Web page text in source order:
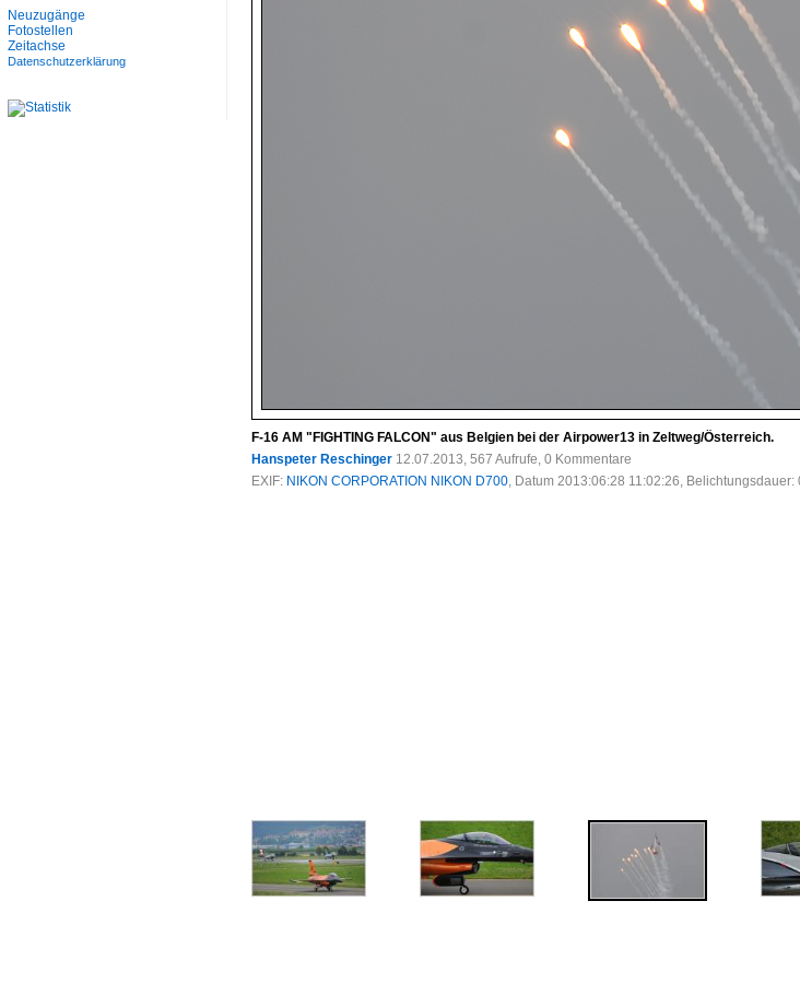
F-16 AM "FIGHTING FALCON" aus Belgien bei der Airpower13 in Zeltweg/Österreich.
Hanspeter Reschinger 12.07.2013, 567 Aufrufe, 0 Kommentare
EXIF: NIKON CORPORATION NIKON D700, Datum 2013:06:28 11:02:26,
Neuzugänge
Fotostellen
Zeitachse
Datenschutzerklärung